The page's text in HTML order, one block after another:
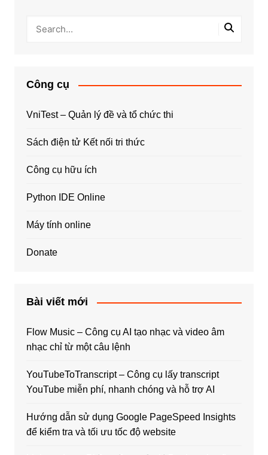
Công cụ
VniTest – Quản lý đề và tổ chức thi
Sách điện tử Kết nối tri thức
Công cụ hữu ích
Python IDE Online
Máy tính online
Donate
Bài viết mới
Flow Music – Công cụ AI tạo nhạc và video âm
nhạc chỉ từ một câu lệnh
YouTubeToTranscript – Công cụ lấy transcript
YouTube miễn phí, nhanh chóng và hỗ trợ AI
Hướng dẫn sử dụng Google PageSpeed Insights
để kiểm tra và tối ưu tốc độ website